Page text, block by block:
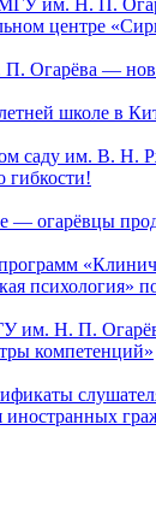
им. Н. П.
центре
Огарёва —
школе в
саду им. В. Н.
гибкости!
— огарёвцы
психология»
им. Н. П.
компетенций»
иностранных